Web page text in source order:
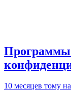
10 месяцев тому